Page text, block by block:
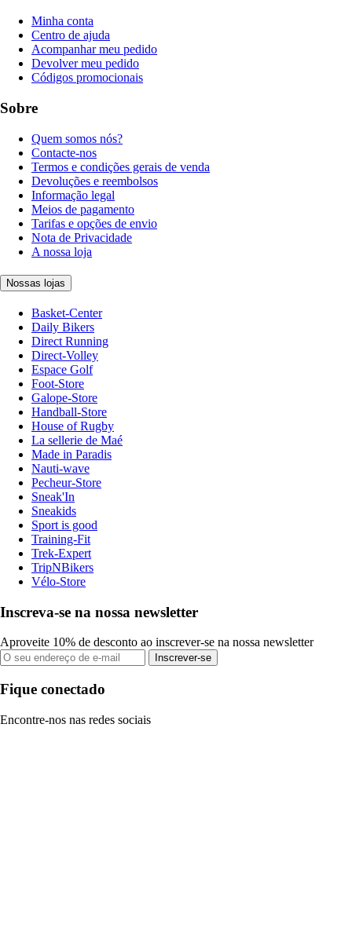
Minha conta
Centro de ajuda
Acompanhar meu pedido
Devolver meu pedido
Códigos promocionais
Sobre
Quem somos nós?
Contacte-nos
Termos e condições gerais de venda
Devoluções e reembolsos
Informação legal
Meios de pagamento
Tarifas e opções de envio
Nota de Privacidade
A nossa loja
Nossas lojas
Basket-Center
Daily Bikers
Direct Running
Direct-Volley
Espace Golf
Foot-Store
Galope-Store
Handball-Store
House of Rugby
La sellerie de Maé
Made in Paradis
Nauti-wave
Pecheur-Store
Sneak'In
Sneakids
Sport is good
Training-Fit
Trek-Expert
TripNBikers
Vélo-Store
Inscreva-se na nossa newsletter
Aproveite 10% de desconto ao inscrever-se na nossa newsletter
Inscrever-se
Fique conectado
Encontre-nos nas redes sociais